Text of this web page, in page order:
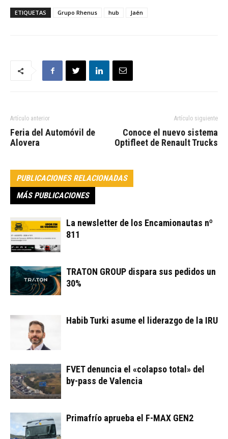
ETIQUETAS Grupo Rhenus hub Jaén
Artículo anterior
Feria del Automóvil de
Alovera
Artículo siguiente
Conoce el nuevo sistema
Optifleet de Renault Trucks
PUBLICACIONES RELACIONADAS
MÁS PUBLICACIONES
La newsletter de los Encamionautas nº
811
TRATON GROUP dispara sus pedidos un
30%
Habib Turki asume el liderazgo de la IRU
FVET denuncia el «colapso total» del
by-pass de Valencia
Primafrío aprueba el F-MAX GEN2